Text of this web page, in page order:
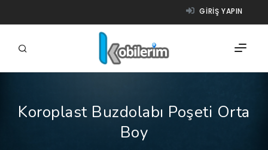
GIRIŞ YAPIN
FIRMALAR
ÜRÜNLER
Koroplast Buzdolabı Poşeti Orta
Boy